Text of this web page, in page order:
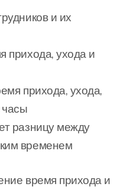
и их
прихода, ухода и
прихода, ухода,
разницу между
временем
время прихода и